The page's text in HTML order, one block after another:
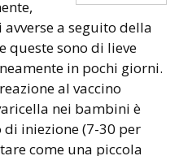
a seguito della
queste sono di lieve
in pochi giorni.
al vaccino
nei bambini è
iniezione (7-30 per
come una piccola